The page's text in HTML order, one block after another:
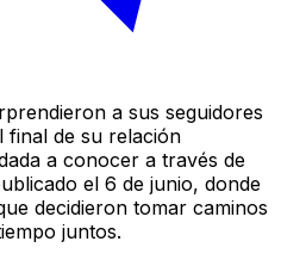
a sus seguidores
final de su relación
a conocer a través de
el 6 de junio, donde
decidieron tomar caminos
juntos.